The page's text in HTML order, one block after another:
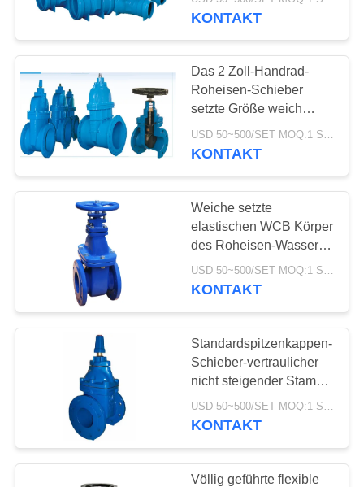
SITEMAP
DATENSCHUTZERKLÄRUNG
DSC-Dampfentlüfter
Edelstahl-
Kugelventil
Wasserschieber
18
KONTAKT
Das 2 Zoll-Handrad-
Roheisen-Schieber
setzte Größe weich
DN50-600 für Wasser
USD 50~500/SET MOQ:1 Satz
KONTAKT
Weiche setzte
elastischen WCB Körper
des Roheisen-Wasser-
Schieber-nicht
steigenden Stamm-
USD 50~500/SET MOQ:1 Satz
KONTAKT
Standardspitzenkappen-
Schieber-vertraulicher
nicht steigender Stamm-
Schieber
USD 50~500/SET MOQ:1 Satz
KONTAKT
Völlig geführte flexible